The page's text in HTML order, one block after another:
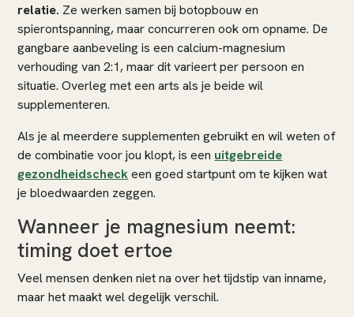
relatie. Ze werken samen bij botopbouw en
spierontspanning, maar concurreren ook om opname. De
gangbare aanbeveling is een calcium-magnesium
verhouding van 2:1, maar dit varieert per persoon en
situatie. Overleg met een arts als je beide wil
supplementeren.
Als je al meerdere supplementen gebruikt en wil weten of
de combinatie voor jou klopt, is een uitgebreide
gezondheidscheckeen goed startpunt om te kijken wat
je bloedwaarden zeggen.
Wanneer je magnesium neemt:
timing doet ertoe
Veel mensen denken niet na over het tijdstip van inname,
maar het maakt wel degelijk verschil.